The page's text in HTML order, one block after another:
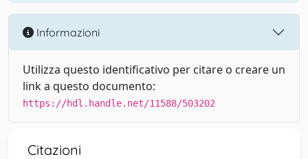
Informazioni
Utilizza questo identificativo per citare o creare un
link a questo documento:
https://hdl.handle.net/11588/503202
Citazioni